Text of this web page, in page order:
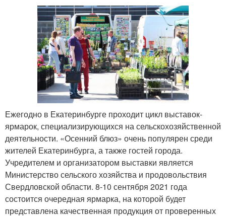
Ежегодно в Екатеринбурге проходит цикл выставок-
ярмарок, специализирующихся на сельскохозяйственной
деятельности. «Осенний блюз» очень популярен среди
жителей Екатеринбурга, а также гостей города.
Учредителем и организатором выставки является
Министерство сельского хозяйства и продовольствия
Свердловской области. 8-10 сентября 2021 года
состоится очередная ярмарка, на которой будет
представлена качественная продукция от проверенных